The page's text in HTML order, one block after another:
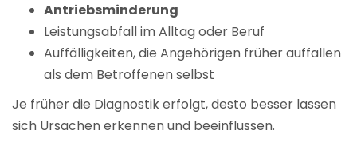
Antriebsminderung
Leistungsabfall im Alltag oder Beruf
Auffälligkeiten, die Angehörigen früher auffallen
als dem Betroffenen selbst
Je früher die Diagnostik erfolgt, desto besser lassen
sich Ursachen erkennen und beeinflussen.